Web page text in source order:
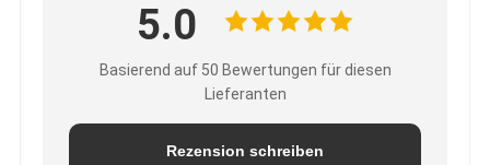
5.0
Basierend auf 50 Bewertungen für diesen
Lieferanten
Rezension schreiben